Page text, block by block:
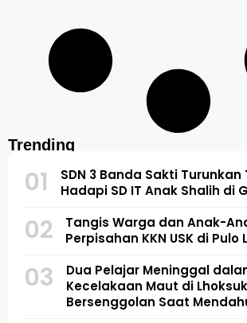
Trending
01
SDN 3 Banda Sakti Turunkan
Hadapi SD IT Anak Shalih di
02
Tangis Warga dan Anak-
Perpisahan KKN USK di Pulo
03
Dua Pelajar Meninggal
Kecelakaan Maut di
Bersenggolan Saat